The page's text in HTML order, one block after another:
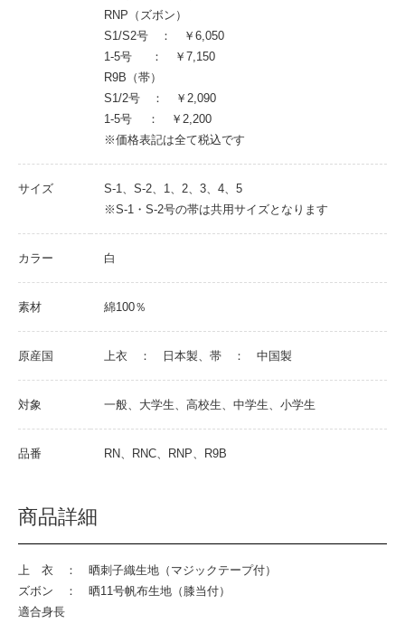
RNP（ズボン）
S1/S2号 ： ￥6,050
1-5号 ： ￥7,150
R9B（帯）
S1/2号 ： ￥2,090
1-5号 ： ￥2,200
※価格表記は全て税込です
サイズ
S-1、S-2、1、2、3、4、5
※S-1・S-2号の帯は共用サイズとなります
カラー 白
素材 綿100％
原産国 上衣 ： 日本製、帯 ： 中国製
対象 一般、大学生、高校生、中学生、小学生
品番 RN、RNC、RNP、R9B
商品詳細
上 衣 ： 晒刺子織生地（マジックテープ付）
ズボン ： 晒11号帆布生地（膝当付）
適合身長